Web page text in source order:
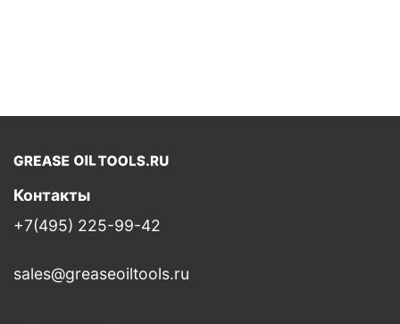
Контакты
+7(495) 225-99-42
sales@greaseoiltools.ru